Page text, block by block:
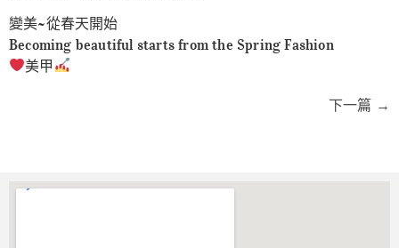
變美~從春天開始
Becoming beautiful starts from the Spring Fashion
美甲
下一篇 →